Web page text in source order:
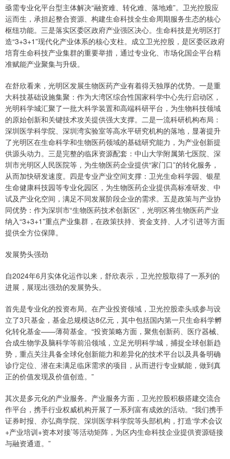
亟需专业化平台型主体解决“融资难、转化难、落地难”。卫光控股应
运而生，承担起整合资源、构建生命科技全生命周期服务生态的核心
枢纽功能。三是落实区委区政府产业强区决心。生命科技是光明区打
造“3+3+1”现代化产业体系的核心支柱。成立卫光控股，是区委区政府
培育生命科技产业集群的重要举措，通过专业化、市场化国企平台精
准赋能产业聚集与升级。
在舒欣看来，光明区发展生物医药产业有着得天独厚的优势。一是重
大科技基础设施集聚：作为大湾区综合性国家科学中心先行启动区，
光明科学城汇聚了一批大科学装置和高端科研平台，为生物科技领域
的原始创新和关键技术攻关提供强大支撑。二是一流科研机构布局：
深圳医学科学院、深圳湾实验室等高水平研究机构的落地，显著提升
了光明区在生命科学和生物医药领域的基础研究能力，为产业创新提
供源头动力。三是完整的临床资源配套：中山大学附属第七医院、深
圳市光明区人民医院等，为生物医药企业提供“家门口”的转化服务，
从而加快研发速度。四是专业产业空间支撑：卫光生命科学园、银星
生命健康科技园等专业化园区，为生物医药企业提供高标准研发、中
试及产业化空间，满足不同发展阶段企业的需求。五是政策与产业协
同优势：作为深圳市“生物医药技术创新区”，光明区将生物医药产业
纳入“3+3+1”重点产业集群，在政策扶持、资金支持、人才引进等方面
提供全方位保障。
发展势头强劲
自2024年6月实体化运作以来，舒欣表示，卫光控股取得了一系列的
进展，展现出强劲的发展势头。
首先是专业化的投资布局。在产业投资领域，卫光控股牵头或参与设
立了3只基金，基金总规模达8亿元，其中包括国内第一只生命科学孵
化转化基金——薄荷基金。“投资策略方面，聚焦创新药、医疗器械、
合成生物学及脑科学等前沿领域，立足光明科学城，捕捉全球创新趋
势，重点关注具备全球化创新能力和差异化的技术平台以及具备明确
诊疗定位、潜在未满足临床需求的项目，从而进行专业赋能，做到真
正的价值发现及价值创造。”
其次是多元化的产业服务。产业服务方面，卫光控股积极搭建交流合
作平台，携手行业权威机构开展了一系列富有成效的活动。“我们携手
证券时报、亦弘商学院、深圳医学科学院等头部机构，打造‘学术会议
+产业培训+资本对接’等活动矩阵，为区内生命科技企业提供资源链接
与融资通道。”